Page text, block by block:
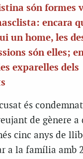
són formes
encara
un home, les
són elles;
exparelles dels
és
de gènere a
cinc anys de
a la família amb